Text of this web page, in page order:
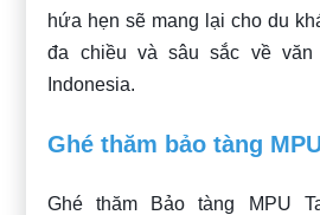
hứa hẹn sẽ mang lại cho du
đa chiều và sâu sắc về văn
Indonesia.
Ghé thăm bảo tàng
Ghé thăm Bảo tàng MPU